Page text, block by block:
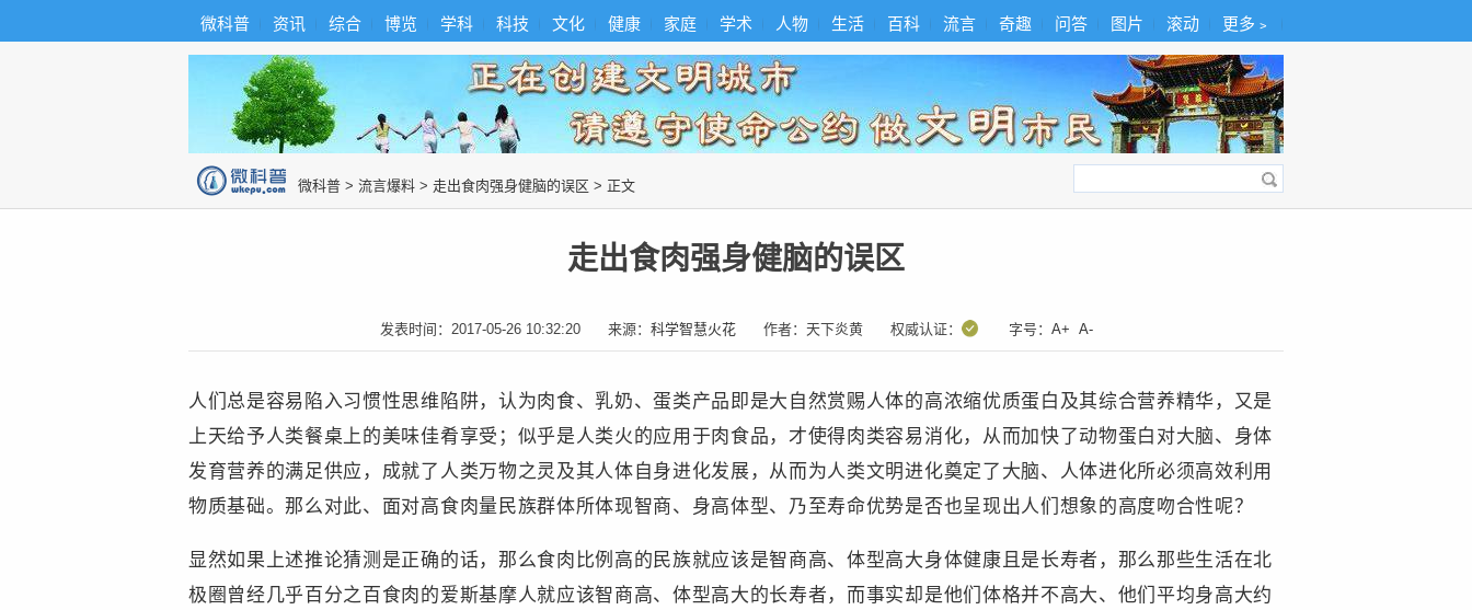
微科普 资讯 综合 博览 学科 科技 文化 健康 家庭 学术 人物 生活 百科 流言 奇趣 问答 图片 滚动 更多﹥
微科普 > 流言爆料 > 走出食肉强身健脑的误区 > 正文
走出食肉强身健脑的误区
发表时间： 2017-05-26 10:32:20 来源： 科学智慧火花 作者： 天下炎黄 权威认证： 字号： A+ A-
人们总是容易陷入习惯性思维陷阱，认为肉食、乳奶、蛋类产品即是大自然赏赐人体的高浓缩优质蛋白及其综合营养精华，又是
上天给予人类餐桌上的美味佳肴享受；似乎是人类火的应用于肉食品，才使得肉类容易消化，从而加快了动物蛋白对大脑、身体
发育营养的满足供应，成就了人类万物之灵及其人体自身进化发展，从而为人类文明进化奠定了大脑、人体进化所必须高效利用
物质基础。那么对此、面对高食肉量民族群体所体现智商、身高体型、乃至寿命优势是否也呈现出人们想象的高度吻合性呢？
显然如果上述推论猜测是正确的话，那么食肉比例高的民族就应该是智商高、体型高大身体健康且是长寿者，那么那些生活在北
极圈曾经几乎百分之百食肉的爱斯基摩人就应该智商高、体型高大的长寿者，而事实却是他们体格并不高大、他们平均身高大约